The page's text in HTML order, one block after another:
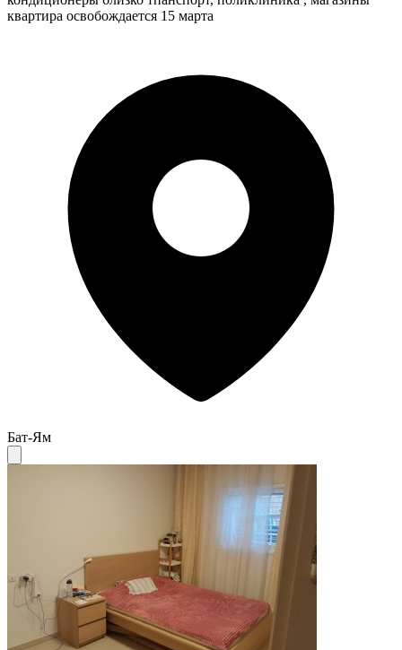
квартира освобождается 15 марта
Бат-Ям